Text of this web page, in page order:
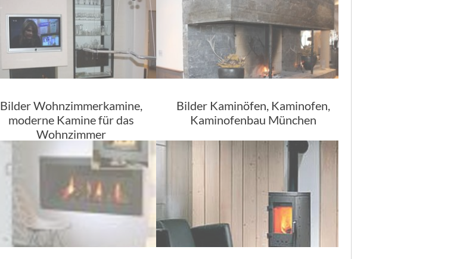
Bilder Wohnzimmerkamine,
moderne Kamine für das
Wohnzimmer
Bilder Kaminöfen, Kaminofen,
Kaminofenbau München